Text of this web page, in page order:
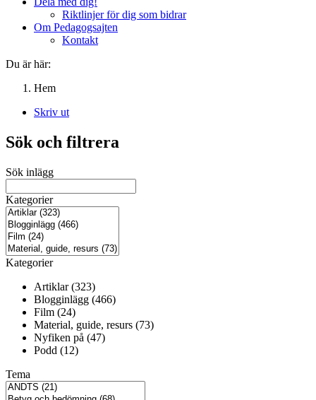
Riktlinjer för dig som bidrar
Om Pedagogsajten
Kontakt
Du är här:
Hem
Skriv ut
Sök och filtrera
Sök inlägg
Kategorier
Kategorier
Artiklar (323)
Blogginlägg (466)
Film (24)
Material, guide, resurs (73)
Nyfiken på (47)
Podd (12)
Tema